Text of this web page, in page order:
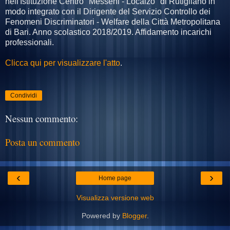
modo integrato con il Dirigente del Servizio Controllo dei
Fenomeni Discriminatori - Welfare della Città Metropolitana
di Bari. Anno scolastico 2018/2019. Affidamento incarichi
professionali.
Clicca qui per visualizzare l'atto.
Condividi
Nessun commento:
Posta un commento
‹ ›
Home page
Visualizza versione web
Powered by Blogger.